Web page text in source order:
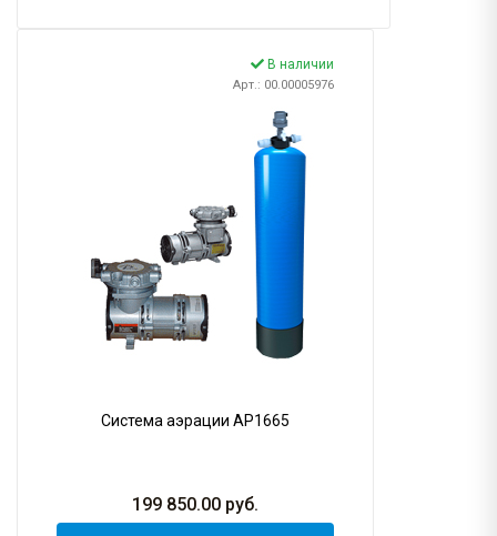
В наличии
Арт.: 00.00005976
Система аэрации AP1665
199 850.00 руб.